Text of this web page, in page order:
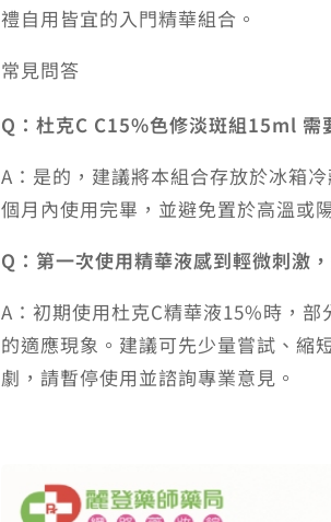
禮自用皆宜的入門精華組合。
常見問答
Q：杜克C C15%色修淡斑組15ml 需
A：是的，建議將本組合存放於冰箱
個月內使用完畢，並避免置於高溫或
Q：第一次使用精華液感到輕微刺激
A：初期使用杜克C精華液15%時，
的適應現象。建議可先少量嘗試、縮
劇，請暫停使用並諮詢專業意見。